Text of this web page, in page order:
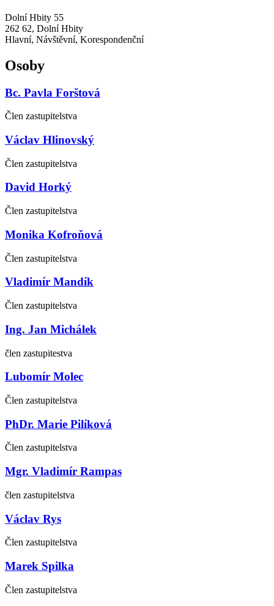
Dolní Hbity 55
262 62, Dolní Hbity
Hlavní, Návštěvní, Korespondenční
Osoby
Bc. Pavla Forštová
Člen zastupitelstva
Václav Hlinovský
Člen zastupitelstva
David Horký
Člen zastupitelstva
Monika Kofroňová
Člen zastupitelstva
Vladimír Mandík
Člen zastupitelstva
Ing. Jan Michálek
člen zastupitestva
Lubomír Molec
Člen zastupitelstva
PhDr. Marie Pilíková
Člen zastupitelstva
Mgr. Vladimír Rampas
člen zastupitelstva
Václav Rys
Člen zastupitelstva
Marek Spilka
Člen zastupitelstva